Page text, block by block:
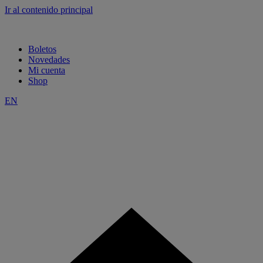
Ir al contenido principal
Boletos
Novedades
Mi cuenta
Shop
EN